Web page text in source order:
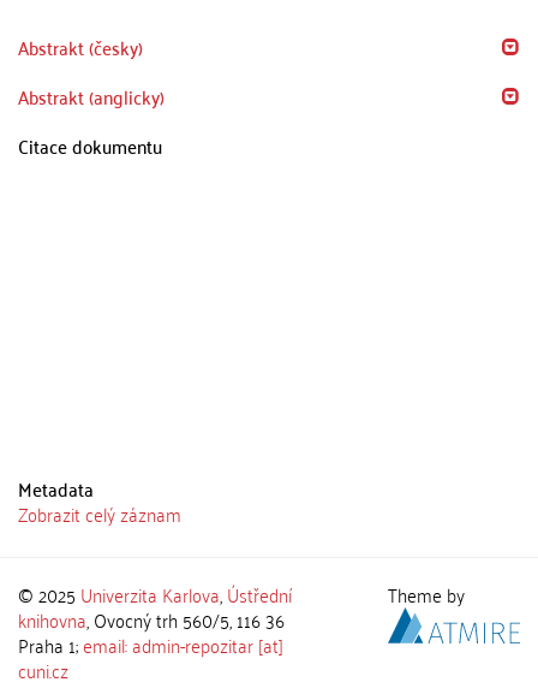
Abstrakt (česky)
Abstrakt (anglicky)
Citace dokumentu
Metadata
Zobrazit celý záznam
© 2025 Univerzita Karlova,Ústřední
knihovna, Ovocný trh 560/5, 116 36
Praha 1;email: admin-repozitar [at]
cuni.cz
Theme by